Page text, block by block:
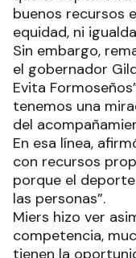
buenos recursos
equidad, ni
Sin embargo,
el gobernador
Evita
tenemos una
del
En esa línea,
con recursos
porque el
las personas”.
Miers hizo ver
competencia,